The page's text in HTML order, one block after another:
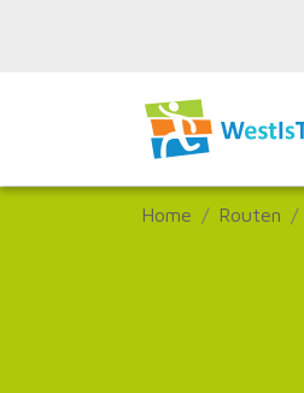
Home Routen